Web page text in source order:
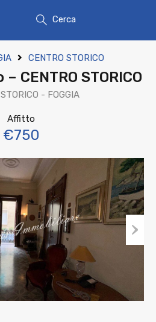
Cerca
CENTRO STORICO
CENTRO STORICO
- FOGGIA
Affitto
€750